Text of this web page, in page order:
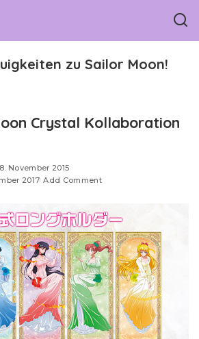
zu Sailor Moon!
Crystal Kollaboration
November 2015
2017 Add Comment